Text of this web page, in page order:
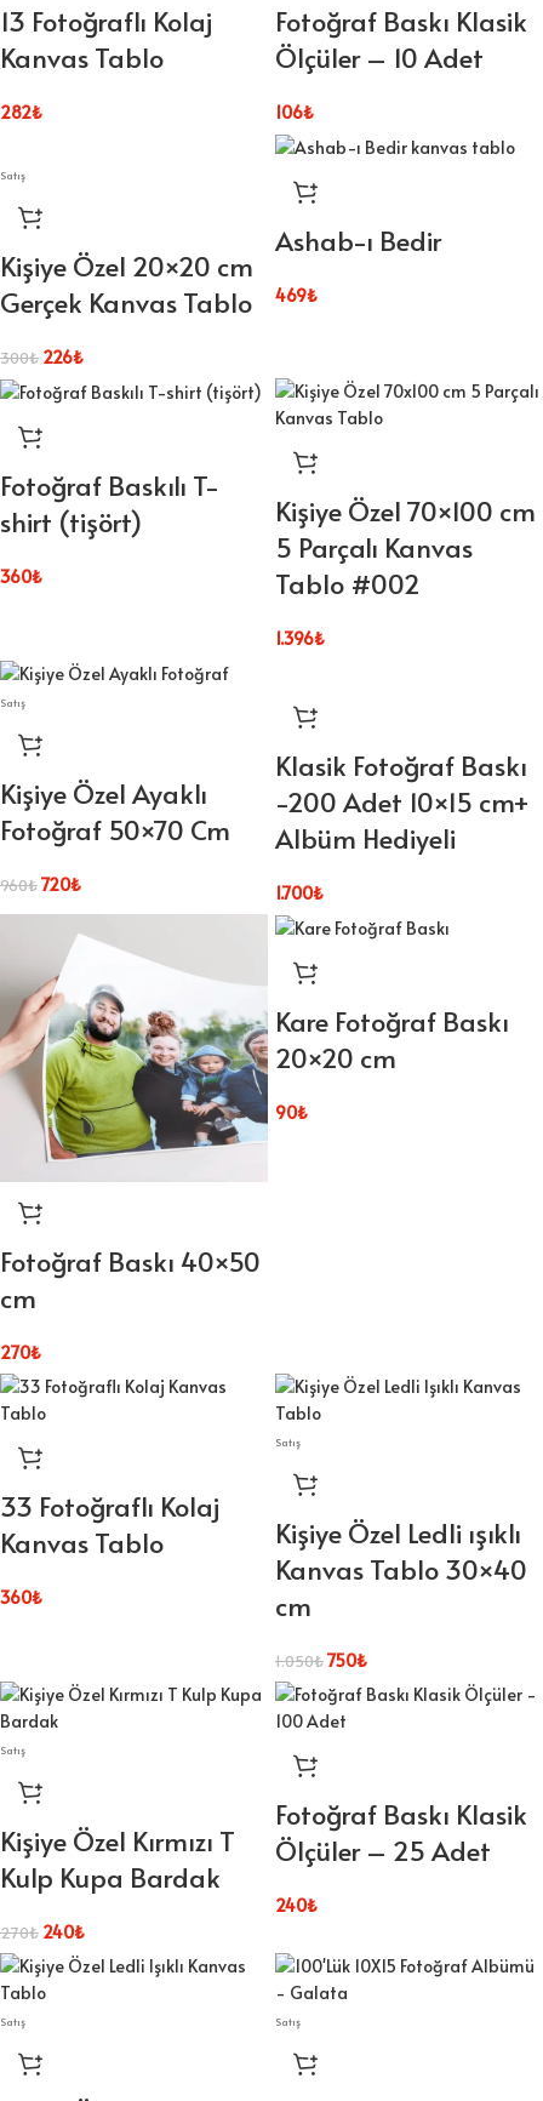
13 Fotoğraflı Kolaj
Kanvas Tablo
282₺
Fotoğraf Baskı Klasik
Ölçüler – 10 Adet
106₺
Satış
Kişiye Özel 20×20 cm
Gerçek Kanvas Tablo
300₺ 226₺
Ashab-ı Bedir
469₺
Fotoğraf Baskılı T-
shirt (tişört)
360₺
Kişiye Özel 70×100 cm
5 Parçalı Kanvas
Tablo #002
1.396₺
Satış
Kişiye Özel Ayaklı
Fotoğraf 50×70 Cm
960₺720₺
Klasik Fotoğraf Baskı
-200 Adet 10×15 cm+
Albüm Hediyeli
1.700₺
Fotoğraf Baskı 40×50
cm
270₺
Kare Fotoğraf Baskı
20×20 cm
90₺
33 Fotoğraflı Kolaj
Kanvas Tablo
360₺
Satış
Kişiye Özel Ledli ışıklı
Kanvas Tablo 30×40
cm
1.050₺750₺
Satış
Kişiye Özel Kırmızı T
Kulp Kupa Bardak
270₺ 240₺
Fotoğraf Baskı Klasik
Ölçüler – 25 Adet
240₺
Satış Satış